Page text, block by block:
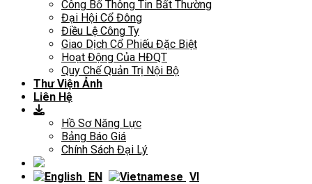
Công Bố Thông Tin Bất Thường
Đại Hội Cổ Đông
Điều Lệ Công Ty
Giao Dịch Cổ Phiếu Đặc Biệt
Hoạt Động Của HĐQT
Quy Chế Quản Trị Nội Bộ
Thư Viện Ảnh
Liên Hệ
Hồ Sơ Năng Lực
Bảng Báo Giá
Chính Sách Đại Lý
EN VI